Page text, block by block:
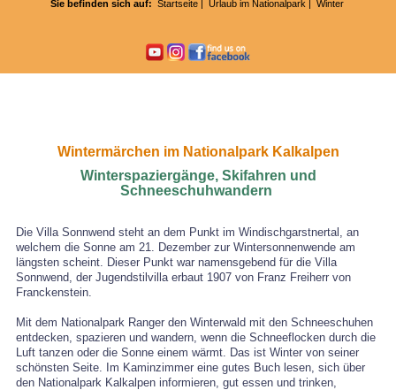
Sie befinden sich auf: Startseite| Urlaub im Nationalpark | Winter
Wintermärchen im Nationalpark Kalkalpen
Winterspaziergänge, Skifahren und
Schneeschuhwandern
Die Villa Sonnwend steht an dem Punkt im Windischgarstnertal, an
welchem die Sonne am 21. Dezember zur Wintersonnenwende am
längsten scheint. Dieser Punkt war namensgebend für die Villa
Sonnwend, der Jugendstilvilla erbaut 1907 von Franz Freiherr von
Franckenstein.
Mit dem Nationalpark Ranger den Winterwald mit den Schneeschuhen
entdecken, spazieren und wandern, wenn die Schneeflocken durch die
Luft tanzen oder die Sonne einem wärmt. Das ist Winter von seiner
schönsten Seite. Im Kaminzimmer eine gutes Buch lesen, sich über
den Nationalpark Kalkalpen informieren, gut essen und trinken,